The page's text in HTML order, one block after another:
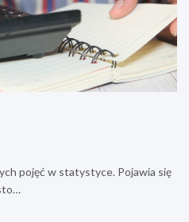
pojęć w statystyce. Pojawia się